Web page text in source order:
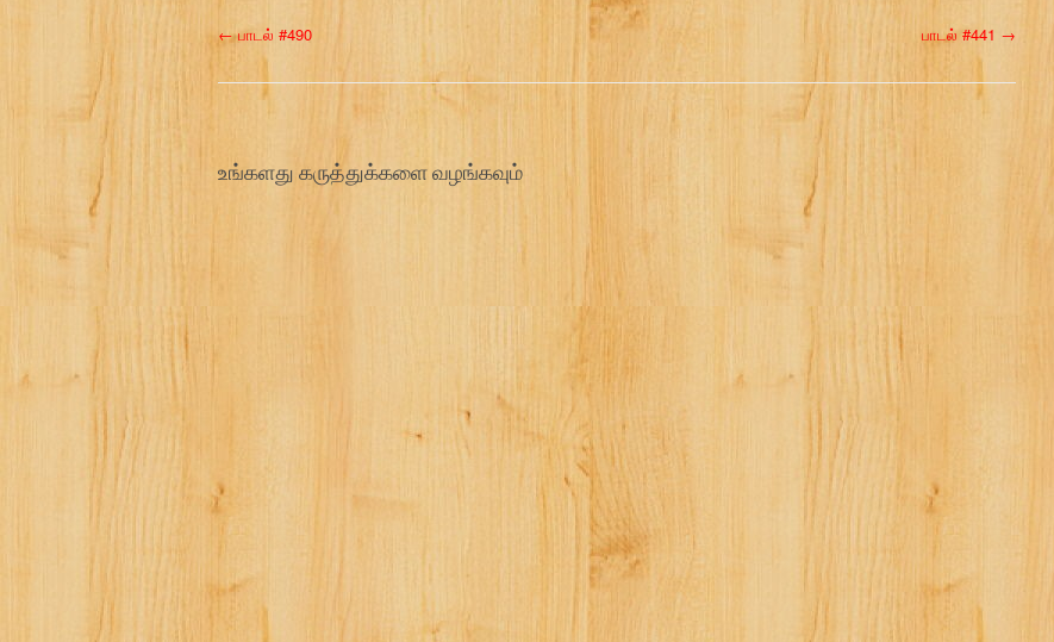
P
o
t
a
t
i
←பாடல் #490 பாடல் #441 →
உங்களது கருத்துக்களை வழங்கவும்